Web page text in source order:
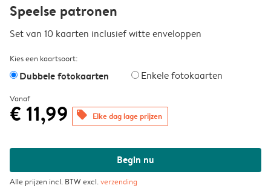
Speelse patronen
Set van 10 kaarten inclusief witte enveloppen
Kies een kaartsoort:
Dubbele fotokaarten Enkele fotokaarten
Vanaf
€ 11,99 offers Elke dag lage prijzen
Begin nu
Alle prijzen incl. BTW excl.verzending